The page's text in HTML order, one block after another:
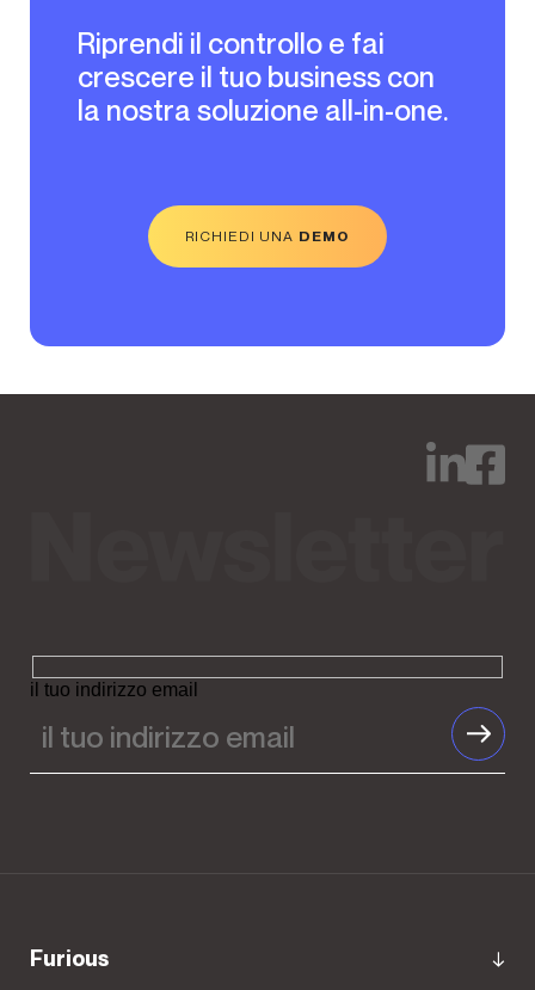
Riprendi il controllo e fai
crescere il tuo business con
la nostra soluzione all-in-one.
RICHIEDI UNA DEMO
il tuo indirizzo email
Furious